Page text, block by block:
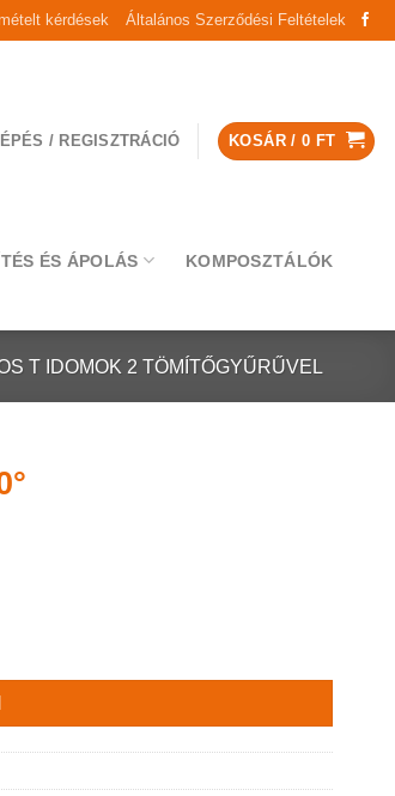
kérdések Általános Szerződési Feltételek
/ REGISZTRÁCIÓ KOSÁR /0 FT
ÉS ÁPOLÁS KOMPOSZTÁLÓK
T IDOMOK 2 TÖMÍTŐGYŰRŰVEL